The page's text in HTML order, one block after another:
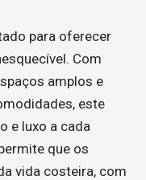
para oferecer
Com
amplos e
este
e luxo a cada
que os
vida costeira, com